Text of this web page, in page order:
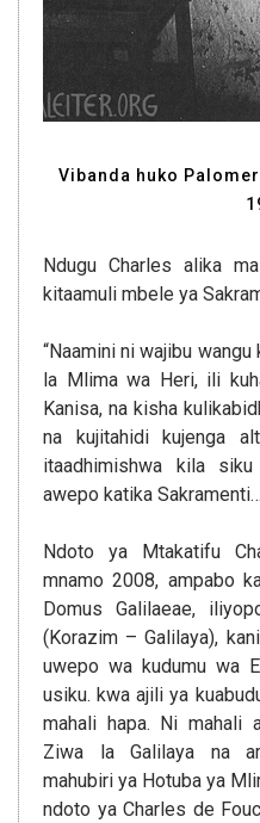
Vibanda huko
Ndugu Charles alika
kitaamuli mbele ya
“Naamini ni wajibu
la Mlima wa Heri, ili
Kanisa, na kisha
na kujitahidi kujenga
itaadhimishwa kila
awepo katika
Ndoto ya Mtakatifu
mnamo 2008, ampabo
Domus Galilaeae,
(Korazim – Galilaya),
uwepo wa kudumu wa
usiku. kwa ajili ya
mahali hapa. Ni mahali
Ziwa la Galilaya na
mahubiri ya Hotuba ya
ndoto ya Charles de